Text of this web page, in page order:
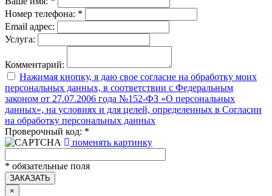
Номер телефона: *
Email адрес:
Услуга:
Комментарий:
Нажимая кнопку, я даю свое согласие на обработку моих
персональных данных, в соответствии с Федеральным
законом от 27.07.2006 года №152-ФЗ «О персональных
данных», на условиях и для целей, определенных в Согласии
на обработку персональных данных
Проверочный код: *
поменять картинку
* обязательные поля
ЗАКАЗАТЬ
×